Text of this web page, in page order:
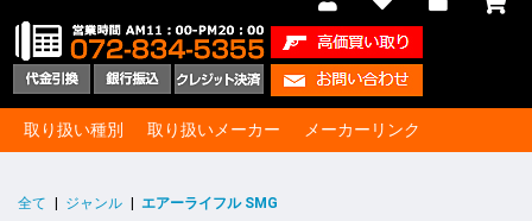
取り扱い種別 取り扱いメーカー メーカーリンク
全て ジャンル エアーライフル SMG